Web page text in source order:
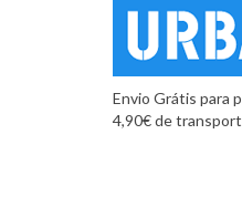
Envio Grátis para
4,90€ de